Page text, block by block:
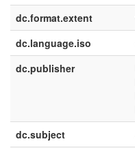
dc.format.extent
dc.language.iso
dc.publisher
dc.subject